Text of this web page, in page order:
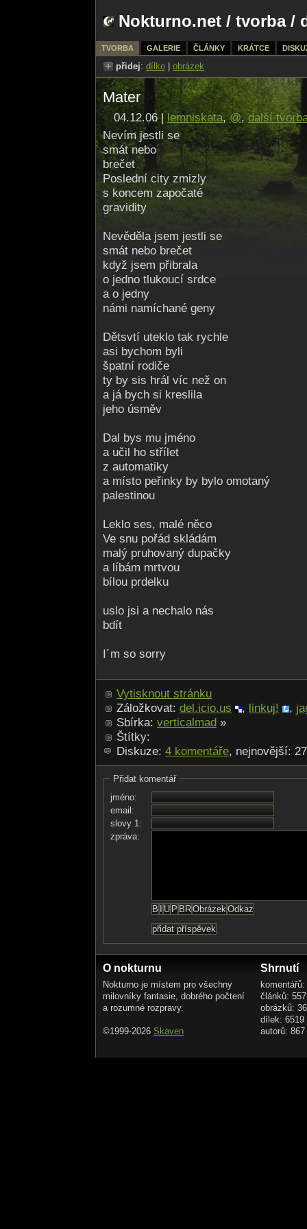
Nokturno.net / tvorba/
TVORBA GALERIE ČLÁNKY KRÁTCE
přidej: dílko obrázek
Mater
04.12.06 | lemniskata,@,další
Nevím jestli se
smát nebo
brečet
Poslední city zmizly
s koncem započaté
gravidity
Nevěděla jsem jestli se
smát nebo brečet
když jsem přibrala
o jedno tlukoucí srdce
a o jedny
námi namíchané geny
Dětsvtí uteklo tak rychle
asi bychom byli
špatní rodiče
ty by sis hrál víc než on
a já bych si kreslila
jeho úsměv
Dal bys mu jméno
a učil ho střílet
z automatiky
a místo peřinky by bylo omotaný
palestinou
Leklo ses, malé něco
Ve snu pořád skládám
malý pruhovaný dupačky
a líbám mrtvou
bílou prdelku
uslo jsi a nechalo nás
bdít
I´m so sorry
Vytisknout stránku
Záložkovat: del.icio.us , linkuj! ,
Sbírka: verticalmad »
Štítky:
Diskuze: 4 komentáře, nejnovější:
Přidat komentář
jméno:
email:
slovy 1:
zpráva:
O nokturnu
Nokturno je místem pro všechny
milovníky fantasie, dobrého počtení
a rozumné rozpravy.
©1999-2026 Skaven
Shrnutí
článků: 557
obrázků:
dílek: 6519
autorů: 867